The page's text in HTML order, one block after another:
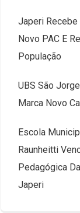
Japeri Recebe
Novo PAC E
População
UBS São
Marca Novo
Escola
Raunheitti
Pedagógica
Japeri